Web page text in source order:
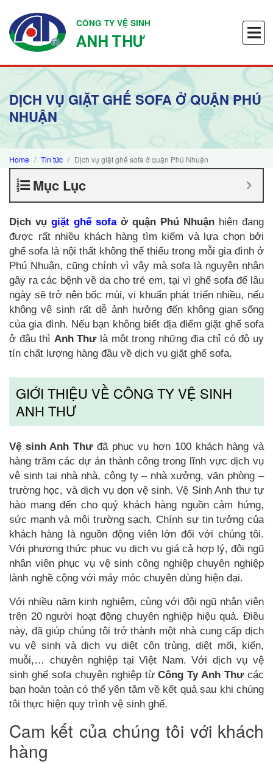
CÔNG TY VỆ SINH
ANH THƯ
DỊCH VỤ GIẶT GHẾ SOFA Ở QUẬN PHÚ
NHUẬN
Home Tin tức Dịch vụ giặt ghế sofa ở quận Phú Nhuận
Mục Lục
Dịch vụ giặt ghế sofaở quận Phú Nhuận hiện đang
được rất nhiều khách hàng tìm kiếm và lựa chọn bởi
ghế sofa là nội thất không thể thiếu trong mỗi gia đình ở
Phú Nhuận, cũng chính vì vậy mà sofa là nguyên nhân
gây ra các bệnh về da cho trẻ em, tại vì ghế sofa để lâu
ngày sẽ trở nên bốc mùi, vi khuẩn phát triển nhiều, nếu
không vệ sinh rất dễ ảnh hưởng đến không gian sống
của gia đình. Nếu bạn không biết địa điểm giặt ghế sofa
ở đâu thì Anh Thưlà một trong những địa chỉ có độ uy
tín chất lượng hàng đầu về dịch vụ giặt ghế sofa.
GIỚI THIỆU VỀ CÔNG TY VỆ SINH
ANH THƯ
Vệ sinh Anh Thưđã phục vụ hơn 100 khách hàng và
hàng trăm các dự án thành công trong lĩnh vực dịch vụ
vệ sinh tại nhà nhà, công ty – nhà xưởng, văn phòng –
trường học, và dịch vụ dọn vệ sinh. Vệ Sinh Anh thư tự
hào mang đến cho quý khách hàng nguồn cảm hứng,
sức mạnh và môi trường sạch. Chính sự tin tưởng của
khách hàng là nguồn động viên lớn đối với chúng tôi.
Với phương thức phục vụ dịch vụ giá cả hợp lý, đội ngũ
nhân viên phục vụ vệ sinh công nghiệp chuyên nghiệp
lành nghề cộng với máy móc chuyên dùng hiện đại.
Với nhiều năm kinh nghiệm, cùng với đội ngũ nhân viên
trên 20 người hoạt động chuyên nghiệp hiệu quả. Điều
này, đã giúp chúng tôi trở thành một nhà cung cấp dịch
vụ vệ sinh và dịch vụ diệt côn trùng, diệt mối, kiến,
muỗi,… chuyên nghiệp tại Việt Nam. Với dịch vụ vệ
sinh ghế sofa chuyên nghiệp từCông Ty Anh Thưcác
bạn hoàn toàn có thể yên tâm về kết quả sau khi chúng
tôi thực hiện quy trình vệ sinh ghế.
Cam kết của chúng tôi với khách
hàng